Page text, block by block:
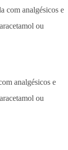
analgésicos e
ou